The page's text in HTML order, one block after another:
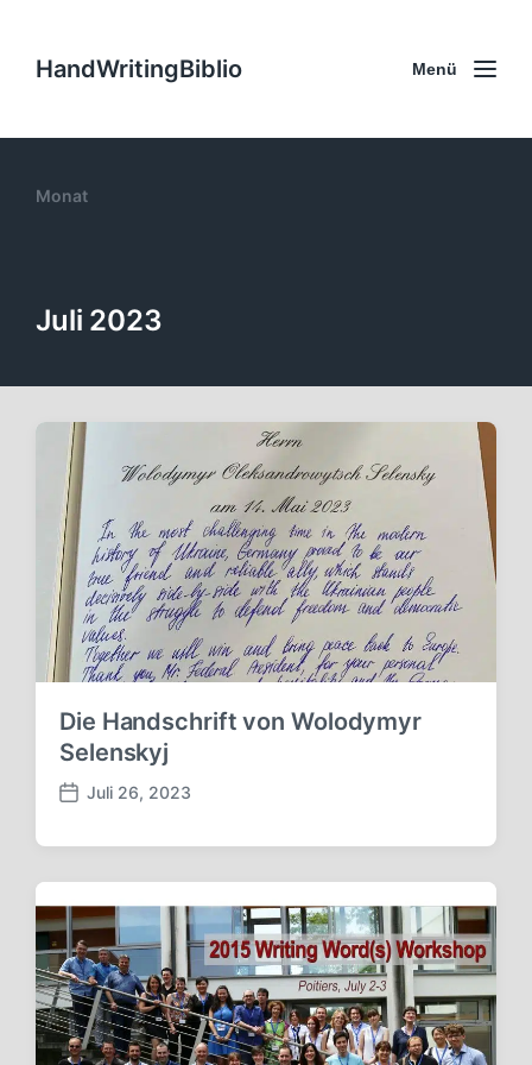
HandWritingBiblio Menü
Monat
Juli 2023
Die Handschrift von Wolodymyr
Selenskyj
V
ö
f
f
e
n
t
l
i
Juli 26, 2023